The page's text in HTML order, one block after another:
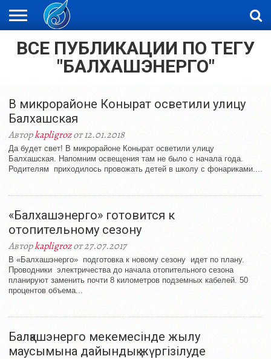
ЖАҢАЛЫҚТАР
НОВОСТИ
ВИДЕО
ФОТОРЕПОРТАЖИ
ОРКЕН
ВСЕ ПУБЛИКАЦИИ ПО ТЕГУ
"БАЛХАШЭНЕРГО"
В микрорайоне Конырат осветили улицу
Балхашская
Авторkapligrozот 12.01.2018
Да будет свет! В микрорайоне Конырат осветили улицу
Балхашская. Напомним освещения там не было с начала года.
Родителям приходилось провожать детей в школу с фонариками....
«Балхашэнерго» готовится к
отопительному сезону
Авторkapligrozот 27.07.2017
В «Балхашэнерго» подготовка к новому сезону идет по плану.
Проводники электричества до начала отопительного сезона
планируют заменить почти 8 километров подземных кабелей. 50
процентов объема...
Балқашэнерго мекемесінде жылу
маусымына дайындық жүргізілуде